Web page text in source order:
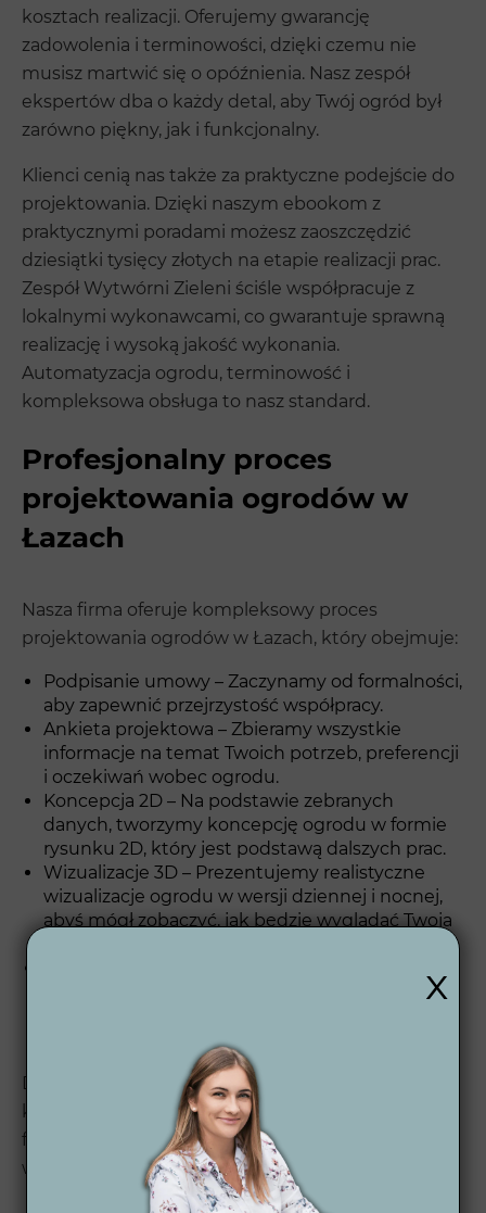
kosztach realizacji. Oferujemy gwarancję
zadowolenia i terminowości, dzięki czemu nie
musisz martwić się o opóźnienia. Nasz zespół
ekspertów dba o każdy detal, aby Twój ogród był
zarówno piękny, jak i funkcjonalny.
Klienci cenią nas także za praktyczne podejście do
projektowania. Dzięki naszym ebookom z
praktycznymi poradami możesz zaoszczędzić
dziesiątki tysięcy złotych na etapie realizacji prac.
Zespół Wytwórni Zieleni ściśle współpracuje z
lokalnymi wykonawcami, co gwarantuje sprawną
realizację i wysoką jakość wykonania.
Automatyzacja ogrodu, terminowość i
kompleksowa obsługa to nasz standard.
Profesjonalny proces
projektowania ogrodów w
Łazach
Nasza firma oferuje kompleksowy proces
projektowania ogrodów w Łazach, który obejmuje:
Podpisanie umowy – Zaczynamy od formalności,
aby zapewnić przejrzystość współpracy.
Ankieta projektowa – Zbieramy wszystkie
informacje na temat Twoich potrzeb, preferencji
i oczekiwań wobec ogrodu.
Koncepcja 2D – Na podstawie zebranych
danych, tworzymy koncepcję ogrodu w formie
rysunku 2D, który jest podstawą dalszych prac.
Wizualizacje 3D – Prezentujemy realistyczne
wizualizacje ogrodu w wersji dziennej i nocnej,
abyś mógł zobaczyć, jak będzie wyglądać Twoja
Dzięki temu kompleksowemu podejściu, nasi
klienci mogą cieszyć się nowoczesnymi i
funkcjonalnymi ogrodami, które spełniają
wszystkie oczekiwania.
x